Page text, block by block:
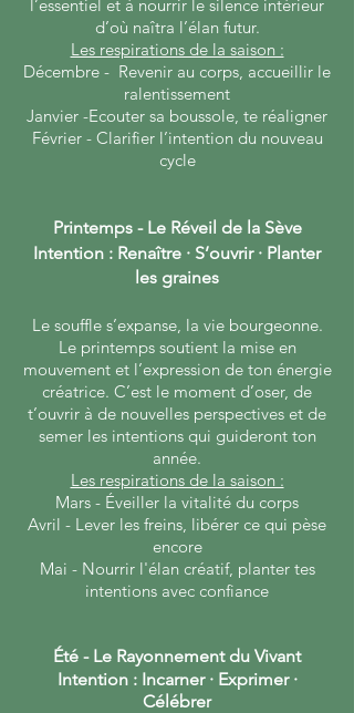
l’essentiel et à nourrir le silence intérieur
d’où naîtra l’élan futur.
Les respirations de la saison :
Décembre - Revenir au corps, accueillir le
ralentissement
Janvier -Ecouter sa boussole, te réaligner
Février - Clarifier l’intention du nouveau
cycle
Printemps - Le Réveil de la Sève
Intention : Renaître · S’ouvrir · Planter
les graines
Le souffle s’expanse, la vie bourgeonne.
Le printemps soutient la mise en
mouvement et l’expression de ton énergie
créatrice. C’est le moment d’oser, de
t’ouvrir à de nouvelles perspectives et de
semer les intentions qui guideront ton
année.
Les respirations de la saison :
Mars - Éveiller la vitalité du corps
Avril - Lever les freins, libérer ce qui pèse
encore
Mai - Nourrir l'élan créatif, planter tes
intentions avec confiance
Été - Le Rayonnement du Vivant
Intention : Incarner · Exprimer ·
Célébrer